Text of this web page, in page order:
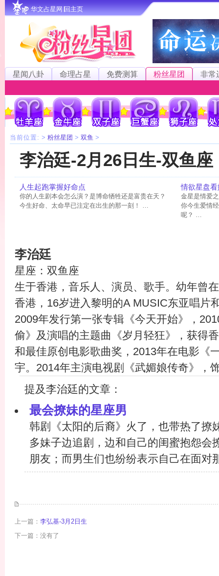
华文占星网∣回主页
星闻八卦 命理占星 免费测算 粉丝星团 非常
当前位置: > 粉丝星团 > 双鱼 >
李治廷-2月26日生-双鱼座
人生起跑掌握好命点
你的人生剧本会怎么演？是博命牺牲还是富贵在天？
今生好命、太命早已注定在出生的那一刻！ …
情欲星盘
金星是情爱
你今生爱情
呢？ …
李治廷
星座：双鱼座
生于香港，音乐人、演员、歌手。幼年曾
香港，16岁进入黎明的A MUSIC东亚唱片
2009年发行第一张专辑《今天开始》，
偷》及演唱的主题曲《岁月轻狂》，获得
和最佳原创电影歌曲奖，2013年在电影《
宇。2014年主演电视剧《武媚娘传奇》，
提及李治廷的文章：
最会撩妹的星座男
韩剧《太阳的后裔》火了，也带热了撩
多妹子边追剧，边和自己的闺蜜抱怨会
朋友；而男生们也纷纷表示自己在面对
上一篇： 李弘基-3月2日生
下一篇：没有了